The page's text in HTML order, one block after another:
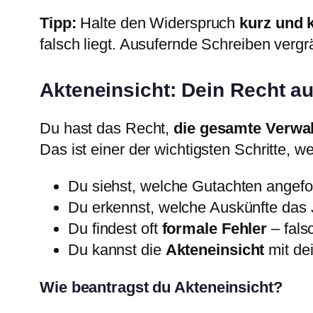
Tipp: Halte den Widerspruch kurz und
falsch liegt. Ausufernde Schreiben
Akteneinsicht: Dein Recht
Du hast das Recht, die gesamte
Das ist einer der wichtigsten Schritte,
Du siehst, welche Gutachten
Du erkennst, welche Auskünfte
Du findest oft formale Fehler –
Du kannst die Akteneinsicht mit
Wie beantragst du Akteneinsicht?